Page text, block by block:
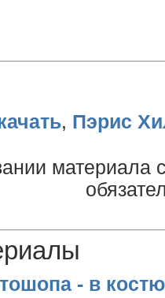
, Пэрис
материала
- в